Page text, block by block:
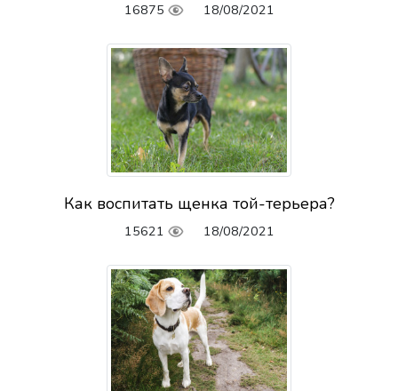
16875 18/08/2021
Как воспитать щенка той-терьера?
15621 18/08/2021